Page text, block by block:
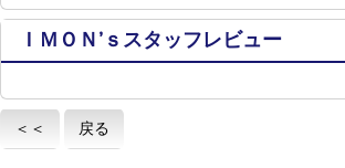
ＩＭＯＮ’ｓスタッフレビュー
＜＜ 戻る